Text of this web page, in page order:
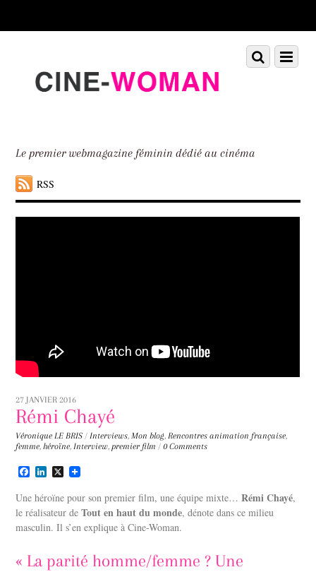
down
Le premier webmagazine féminin dédié au cinéma
RSS
Menu
Scroll
down
27 JANVIER 2016
Rémi Chayé
Véronique LE BRIS / Interviews,Mon blog,Rencontres animation française,
femme,héroïne,Interview,premier film / 0 Comments
F
c
e
b
o
L
n
k
e
d
X
Une héroïne pour son premier film, une équipe mixte…Rémi Chayé,
le réalisateur deTout en haut du monde, dénote dans ce milieu
masculin. Il s’en explique à Cine-Woman.
« La parité homme/femme ? Une